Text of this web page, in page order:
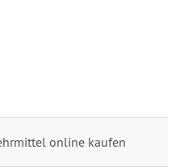
online kaufen